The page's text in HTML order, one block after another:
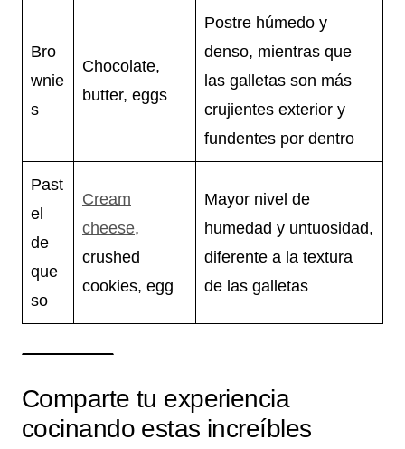
Bro
wnie
s
Chocolate,
butter, eggs
Postre húmedo y
denso, mientras que
las galletas son más
crujientes exterior y
fundentes por dentro
Past
el
de
que
so
Cream
cheese,
crushed
cookies, egg
Mayor nivel de
humedad y untuosidad,
diferente a la textura
de las galletas
Comparte tu experiencia
cocinando estas increíbles